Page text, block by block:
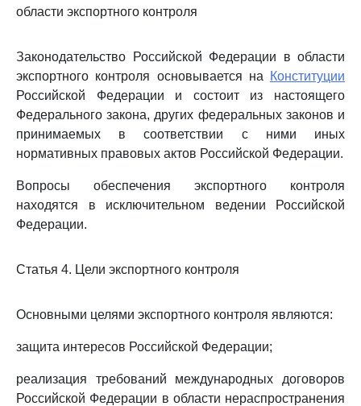
области экспортного контроля
Законодательство Российской Федерации в области
экспортного контроля основывается на
Конституции
Российской Федерации и состоит из настоящего
Федерального закона, других федеральных законов и
принимаемых в соответствии с ними иных
нормативных правовых актов Российской Федерации.
Вопросы обеспечения экспортного контроля
находятся в исключительном ведении Российской
Федерации.
Статья 4. Цели экспортного контроля
Основными целями экспортного контроля являются:
защита интересов Российской Федерации;
реализация требований международных договоров
Российской Федерации в области нераспространения